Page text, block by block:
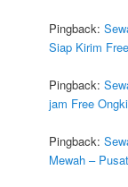
Pingback:
Siap Kirim
Pingback:
jam Free
Pingback:
Mewah –